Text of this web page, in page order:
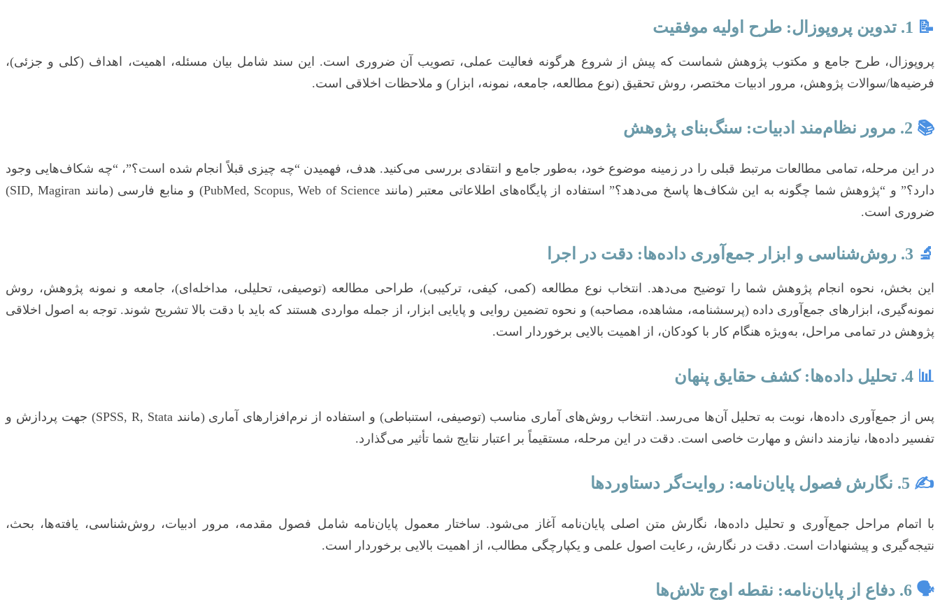
📝
پروپوزال، طرح جامع و مکتوب پژوهش شماست که پیش از شروع هرگونه فعالیت عملی، تصویب آن ضروری است. این سند شامل بیان مسئله، اهمیت، اهداف (کلی و جزئی)،
فرضیه‌ها/سوالات پژوهش، مرور ادبیات مختصر، روش تحقیق (نوع مطالعه، جامعه، نمونه، ابزار) و ملاحظات اخلاقی است.
📚
در این مرحله، تمامی مطالعات مرتبط قبلی را در زمینه موضوع خود، به‌طور جامع و انتقادی بررسی می‌کنید. هدف، فهمیدن “چه چیزی قبلاً انجام شده است؟”، “چه شکاف‌هایی وجود
دارد؟” و “پژوهش شما چگونه به این شکاف‌ها پاسخ می‌دهد؟” استفاده از پایگاه‌های اطلاعاتی معتبر (مانند PubMed, Scopus, Web of Science) و منابع فارسی (مانند SID, Magiran)
ضروری است.
🔬
این بخش، نحوه انجام پژوهش شما را توضیح می‌دهد. انتخاب نوع مطالعه (کمی، کیفی، ترکیبی)، طراحی مطالعه (توصیفی، تحلیلی، مداخله‌ای)، جامعه و نمونه پژوهش، روش
نمونه‌گیری، ابزارهای جمع‌آوری داده (پرسشنامه، مشاهده، مصاحبه) و نحوه تضمین روایی و پایایی ابزار، از جمله مواردی هستند که باید با دقت بالا تشریح شوند. توجه به اصول اخلاقی
پژوهش در تمامی مراحل، به‌ویژه هنگام کار با کودکان، از اهمیت بالایی برخوردار است.
📊
پس از جمع‌آوری داده‌ها، نوبت به تحلیل آن‌ها می‌رسد. انتخاب روش‌های آماری مناسب (توصیفی، استنباطی) و استفاده از نرم‌افزارهای آماری (مانند SPSS, R, Stata) جهت پردازش و
تفسیر داده‌ها، نیازمند دانش و مهارت خاصی است. دقت در این مرحله، مستقیماً بر اعتبار نتایج شما تأثیر می‌گذارد.
✍️
با اتمام مراحل جمع‌آوری و تحلیل داده‌ها، نگارش متن اصلی پایان‌نامه آغاز می‌شود. ساختار معمول پایان‌نامه شامل فصول مقدمه، مرور ادبیات، روش‌شناسی، یافته‌ها، بحث،
نتیجه‌گیری و پیشنهادات است. دقت در نگارش، رعایت اصول علمی و یکپارچگی مطالب، از اهمیت بالایی برخوردار است.
🗣️